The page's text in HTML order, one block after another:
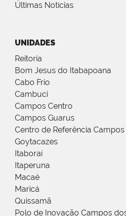
Últimas Notícias
UNIDADES
Reitoria
Bom Jesus do Itabapoana
Cabo Frio
Cambuci
Campos Centro
Campos Guarus
Centro de Referência
Goytacazes
Itaboraí
Itaperuna
Macaé
Maricá
Quissamã
Polo de Inovação Campos